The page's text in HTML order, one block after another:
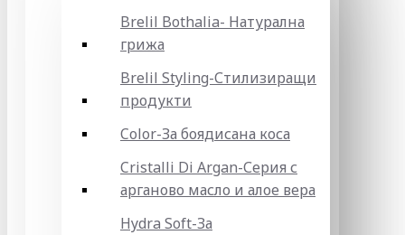
Brelil Bothalia- Натурална
грижа
Brelil Styling-Стилизиращи
продукти
Color-За боядисана коса
Cristalli Di Argan-Серия с
арганово масло и алое вера
Hydra Soft-За